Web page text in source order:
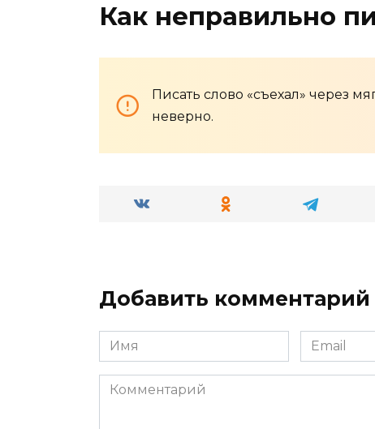
Как неправильно
Писать слово «съехал» через
неверно.
Добавить комментарий
Имя
*
Email
*
Комментарий